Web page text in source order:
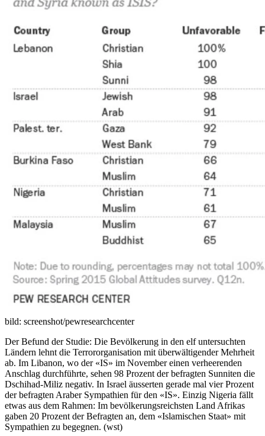
bild: screenshot/pewresearchcenter
Der Befund der Studie: Die Bevölkerung in den elf untersuchten
Ländern lehnt die Terrororganisation mit überwältigender Mehrheit
ab. Im Libanon, wo der «IS» im November einen verheerenden
Anschlag durchführte, sehen 98 Prozent der befragten Sunniten die
Dschihad-Miliz negativ. In Israel äusserten gerade mal vier Prozent
der befragten Araber Sympathien für den «IS». Einzig Nigeria fällt
etwas aus dem Rahmen: Im bevölkerungsreichsten Land Afrikas
gaben 20 Prozent der Befragten an, dem «Islamischen Staat» mit
Sympathien zu begegnen. (wst)